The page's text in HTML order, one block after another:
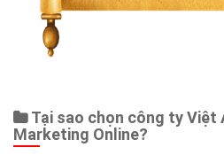
Tại sao chọn công ty Việt
Marketing Online?